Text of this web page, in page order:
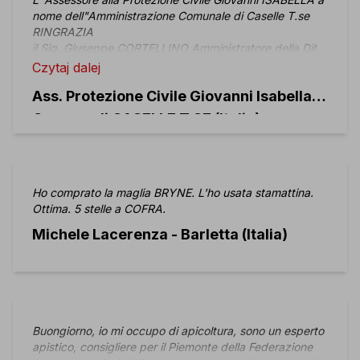
nome dell"Amministrazione Comunale di Caselle T.se
RINGRAZIA
il Sig. Giuseppe CORTELLINO Amministratore della Ditta
COFRA SRL per la fornitura delle scarpe
Comunale di Protezione Civile, che grazie alla Vs.
generosita ed alla Vs. sensibilita verso ii campo sociale,
Czytaj dalej
Ass. Protezione Civile Giovanni Isabella -
Comune di CASELLE T.SE (Italia)
Ho comprato la maglia BRYNE. L'ho usata stamattina.
Ottima. 5 stelle a COFRA.
Michele Lacerenza - Barletta (Italia)
Buongiorno, io mi occupo di apicoltura, sono un esperto
apistico, consigliere per il Piemonte della Federazione